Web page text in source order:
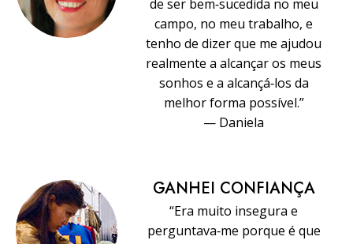
de ser bem‑sucedida no meu
campo, no meu trabalho, e
tenho de dizer que me ajudou
realmente a alcançar os meus
sonhos e a alcançá‑los da
melhor forma possível.”
— Daniela
GANHEI CONFIANÇA
“Era muito insegura e
perguntava‑me porque é que